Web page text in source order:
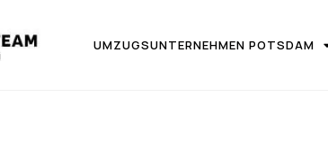
UMZUGSUNTERNEHMEN POTSDAM